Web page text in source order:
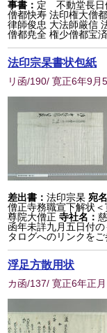
事書： 定 不動堂長日
僧都快寿 法印権大僧
律師俊忠 大法師厳信
僧都尭全 権少僧都宝
法印宗杲書状包紙
リ函/190/ 寛正6年9月
差出書：法印宗杲 宛
僧正寺務職宣下解状＜
尊院大僧正 寺社名：
函年未詳九月五日付の
タログへのリンクをご
浮足方散用状
カ函/137/ 寛正6年正月